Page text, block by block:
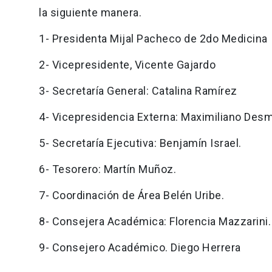
la siguiente manera.
1- Presidenta Mijal Pacheco de 2do Medicina
2- Vicepresidente, Vicente Gajardo
3- Secretaría General: Catalina Ramírez
4- Vicepresidencia Externa: Maximiliano
5- Secretaría Ejecutiva: Benjamín Israel.
6- Tesorero: Martín Muñoz.
7- Coordinación de Área Belén Uribe.
8- Consejera Académica: Florencia Mazzarini.
9- Consejero Académico. Diego Herrera